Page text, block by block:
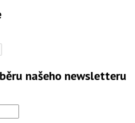
našeho newsletteru